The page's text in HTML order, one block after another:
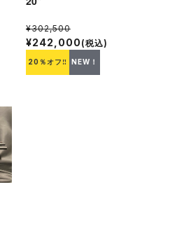
¥302,500
¥242,000 (税込)
20％オフ‼ NEW！